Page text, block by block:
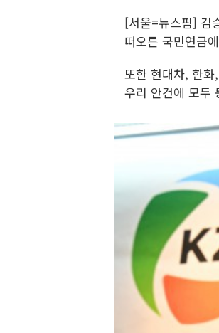
[서울=뉴스핌] 김
떠오른 국민연금
또한 현대차, 한
우리 안건에 모두